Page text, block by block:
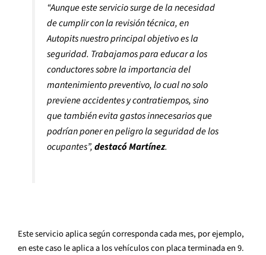
“Aunque este servicio surge de la necesidad
de cumplir con la revisión técnica, en
Autopits nuestro principal objetivo es la
seguridad. Trabajamos para educar a los
conductores sobre la importancia del
mantenimiento preventivo, lo cual no solo
previene accidentes y contratiempos, sino
que también evita gastos innecesarios que
podrían poner en peligro la seguridad de los
ocupantes”,destacó Martínez.
Este servicio aplica según corresponda cada mes, por ejemplo,
en este caso le aplica a los vehículos con placa terminada en 9.